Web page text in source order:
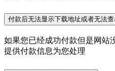
付款后无法显示下载地址或者无法查
如果您已经成功付款但是网站
提供付款信息为您处理